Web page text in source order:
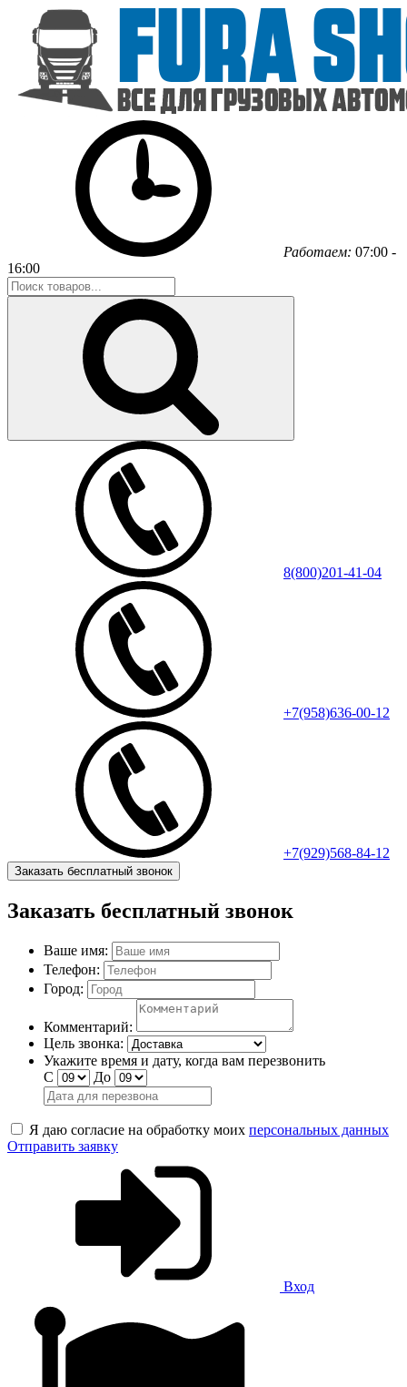
Работаем: 07:00 -
16:00
8(800)201-41-04
+7(958)636-00-12
+7(929)568-84-12
Заказать бесплатный звонок
Заказать бесплатный звонок
Ваше имя:
Телефон:
Город:
Комментарий:
Цель звонка:
Укажите время и дату, когда вам перезвонить
С
До
Я даю согласие на обработку моих персональных данных
Отправить заявку
Вход